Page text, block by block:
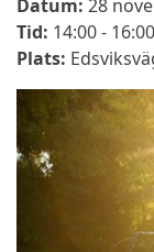
Datum: 28
Tid: 14:00 - 16:00
Plats: